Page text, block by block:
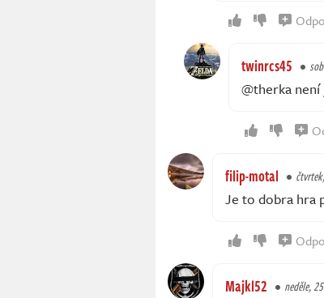
twinrcs45
@therka
filip-motal
Je to dobra hra
Majkl52 neděle,